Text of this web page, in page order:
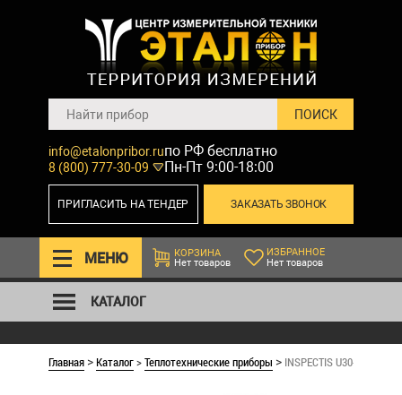
info@etalonpribor.ru
8 (800) 777-30-09
по РФ бесплатно
Пн-Пт 9:00-18:00
ЗАКАЗАТЬ ЗВОНОК
ПРИГЛАСИТЬ НА ТЕНДЕР
МЕНЮ
КОРЗИНА
Нет товаров
ИЗБРАННОЕ
Нет товаров
КАТАЛОГ
Главная >Каталог>Теплотехнические приборы > INSPECTIS U30-L.